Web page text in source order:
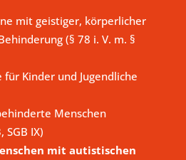
mit geistiger, körperlicher
(§ 78 i. V. m. §
Kinder und Jugendliche
Menschen
SGB IX)
mit autistischen